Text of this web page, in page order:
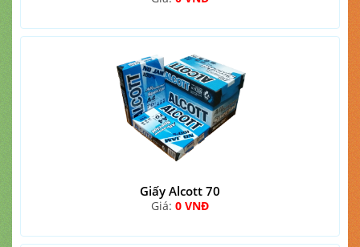
Giấy Alcott 70
Giá: 0 VNĐ